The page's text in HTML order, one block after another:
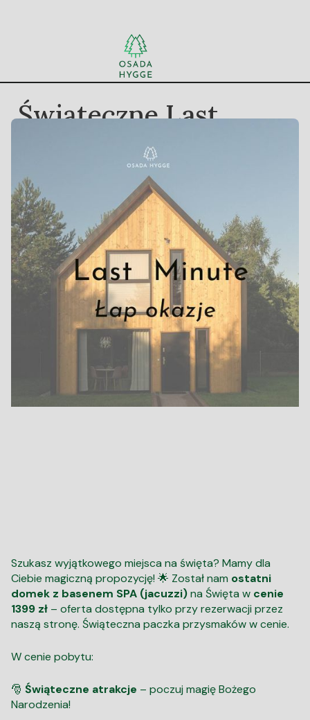
Świąteczne Last
Minute w Osadzie
Hygge! 🎄✨
10/11/24
Szukasz wyjątkowego miejsca na święta? Mamy dla
Ciebie magiczną propozycję! 🌟 Został nam ostatni
domek z basenem SPA (jacuzzi)na Święta w cenie
1399 zł – oferta dostępna tylko przy rezerwacji przez
naszą stronę. Świąteczna paczka przysmaków w cenie.
W cenie pobytu:
🎅 Świąteczne atrakcje – poczuj magię Bożego
Narodzenia!